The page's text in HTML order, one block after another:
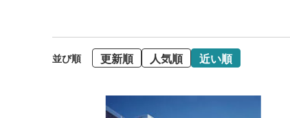
並び順 更新順 人気順 近い順